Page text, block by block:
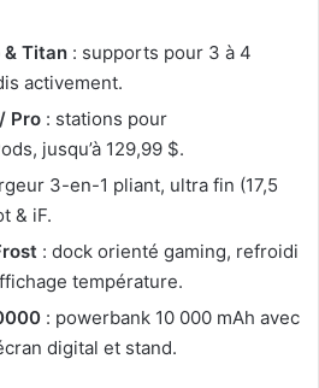
& Titan : supports pour 3 à 4
activement.
Pro : stations pour
jusqu’à 129,99 $.
3-en-1 pliant, ultra fin (17,5
& iF.
: dock orienté gaming, refroidi
température.
: powerbank 10 000 mAh avec
digital et stand.